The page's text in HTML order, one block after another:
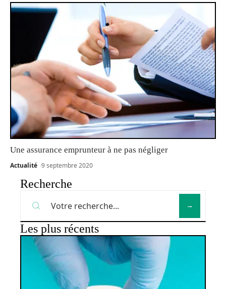
Une assurance emprunteur à ne pas négliger
Actualité 9 septembre 2020
Recherche
Les plus récents